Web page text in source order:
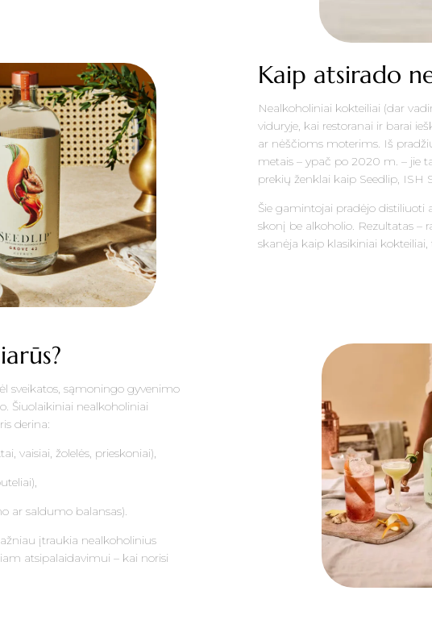
Kaip atsirado
Nealkoholiniai kokteiliai (dar
viduryje, kai restoranai ir barai
ar nėščioms moterims. Iš
metais – ypač po 2020 m. – jie
prekių ženklai kaip Seedlip, ISH
Šie gamintojai pradėjo distiliuoti
skonį be alkoholio. Rezultatas –
skanėja kaip klasikiniai
sveikatos, sąmoningo gyvenimo
Šiuolaikiniai nealkoholiniai
derina:
vaisiai, žolelės, prieskoniai),
ar saldumo balansas).
įtraukia nealkoholinius
atsipalaidavimui – kai norisi